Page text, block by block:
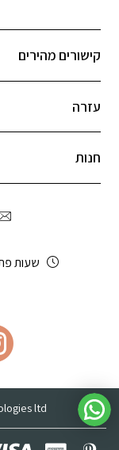
קישורים מהירים
עזרה
חנות
שעות פתיחה:א-ה
ltd